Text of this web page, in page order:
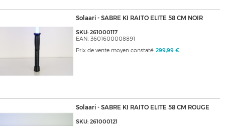
Solaari - SABRE KI RAITO ELITE 58 CM NOIR
SKU: 261000117
EAN: 3601600008891
Prix de vente moyen constaté: 299,99 €
Solaari - SABRE KI RAITO ELITE 58 CM ROUGE
SKU: 261000121